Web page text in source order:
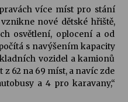
za Humpolec. V Želivě ožije
Michala Novenka v Klášteře
více míst pro stání
nové dětské hřiště,
osvětlení, oplocení a od
s navýšením kapacity
vozidel a kamionů
z 62 na 69 míst, a navíc zde
a 4 pro karavany,“